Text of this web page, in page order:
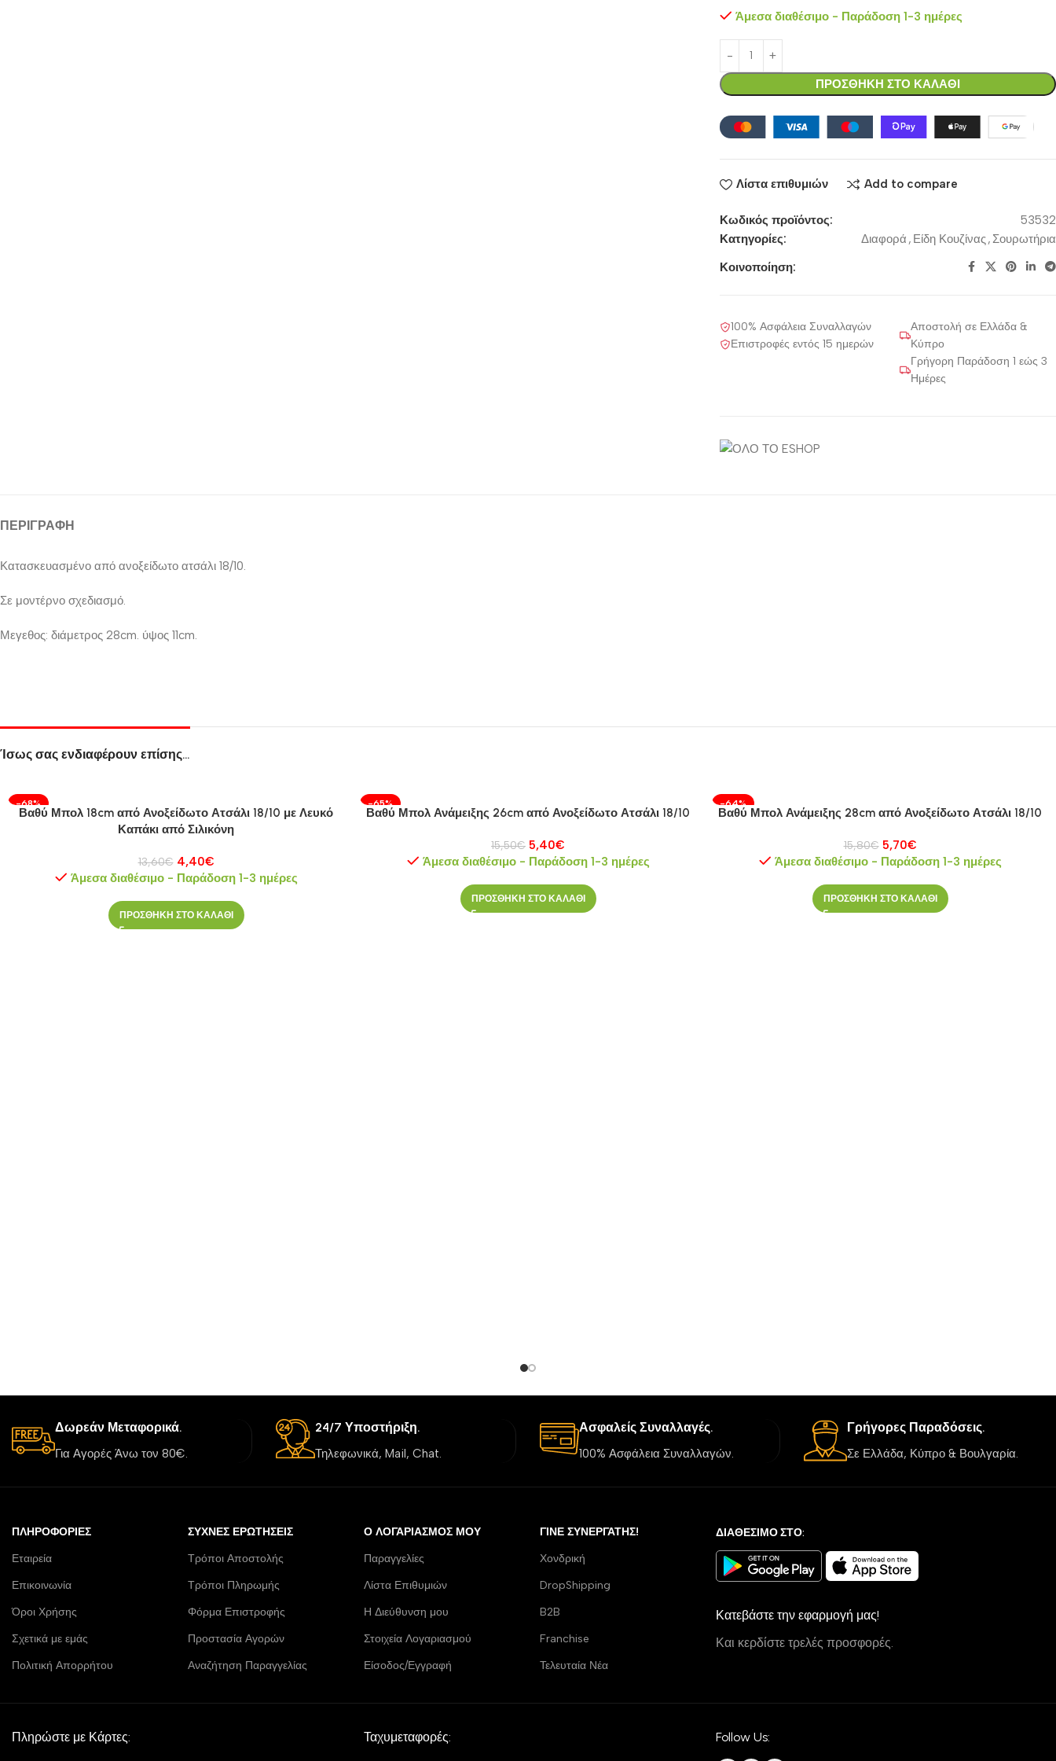
Άμεσα διαθέσιμο - Παράδοση 1-3 ημέρες
ΠΡΟΣΘΗΚΗ ΣΤΟ ΚΑΛΑΘΙ
Λίστα επιθυμιών Add to compare
Κωδικός προϊόντος:
53532
Κατηγορίες:
Διαφορά , Είδη Κουζίνας,Σουρωτήρια
Κοινοποίηση:
100% Ασφάλεια Συναλλαγών
Επιστροφές εντός 15 ημερών
Αποστολή σε Ελλάδα &
Κύπρο
Γρήγορη Παράδοση 1 εώς 3
Ημέρες
ΠΕΡΙΓΡΑΦΉ
Κατασκευασμένο από ανοξείδωτο ατσάλι 18/10.
Σε μοντέρνο σχεδιασμό.
Μεγεθος: διάμετρος 28cm. ύψος 11cm.
Ίσως σας ενδιαφέρουν επίσης…
-68%
Βαθύ Μπολ 18cm από Ανοξείδωτο Ατσάλι 18/10 με Λευκό
Καπάκι από Σιλικόνη
13,60€ 4,40€
Άμεσα διαθέσιμο - Παράδοση 1-3 ημέρες
ΠΡΟΣΘΗΚΗ ΣΤΟ ΚΑΛΑΘΙ
-65%
Βαθύ Μπολ Ανάμειξης 26cm από Ανοξείδωτο Ατσάλι 18/10
15,50€ 5,40€
Άμεσα διαθέσιμο - Παράδοση 1-3 ημέρες
ΠΡΟΣΘΗΚΗ ΣΤΟ ΚΑΛΑΘΙ
-64%
Βαθύ Μπολ Ανάμειξης 28cm από Ανοξείδωτο Ατσάλι 18/10
15,80€ 5,70€
Άμεσα διαθέσιμο - Παράδοση 1-3 ημέρες
ΠΡΟΣΘΗΚΗ ΣΤΟ ΚΑΛΑΘΙ
Δωρεάν Μεταφορικά.
Για Αγορές Άνω τον 80€.
24/7 Υποστήριξη.
Τηλεφωνικά, Mail, Chat.
Ασφαλείς Συναλλαγές.
100% Ασφάλεια Συναλλαγών.
Γρήγορες Παραδόσεις.
Σε Ελλάδα, Κύπρο & Βουλγαρία.
ΠΛΗΡΟΦΟΡΊΕΣ
Εταιρεία
Επικοινωνία
Όροι Χρήσης
Σχετικά με εμάς
Πολιτική Απορρήτου
ΣΥΧΝΈΣ ΕΡΩΤΉΣΕΙΣ
Τρόποι Αποστολής
Τρόποι Πληρωμής
Φόρμα Επιστροφής
Προστασία Αγορών
Αναζήτηση Παραγγελίας
Ο ΛΟΓΑΡΙΑΣΜΌΣ ΜΟΥ
Παραγγελίες
Λίστα Επιθυμιών
Η Διεύθυνση μου
Στοιχεία Λογαριασμού
Είσοδος/Εγγραφή
ΓΊΝΕ ΣΥΝΕΡΓΆΤΗΣ!
Χονδρική
DropShipping
B2B
Franchise
Τελευταία Νέα
ΔΙΑΘΕΣΙΜΟ ΣΤΟ:
Κατεβάστε την εφαρμογή μας!
Και κερδίστε τρελές προσφορές.
Πληρώστε με Κάρτες: Ταχυμεταφορές: Follow Us: